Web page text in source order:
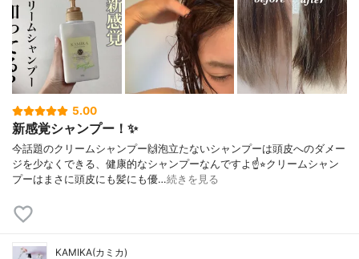
5.00
新感覚シャンプー！✨
今話題のクリームシャンプー🙌泡立たないシャンプーは頭皮へのダメー
ジを少なくできる、健康的なシャンプーなんですよ☝️⭐︎クリームシャン
プーはまさに頭皮にも髪にも優…続きを見る
KAMIKA(カミカ)